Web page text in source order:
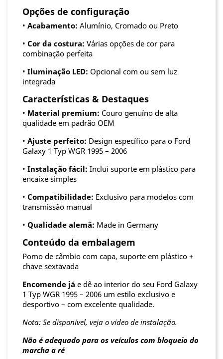
Opções de configuração
• Acabamento: Alumínio, Cromado ou Preto
• Cor da costura: Várias opções de cor para
combinação perfeita
• Iluminação LED: Opcional com ou sem luz
integrada
Características & Destaques
• Material premium: Couro genuíno de alta
qualidade em padrão OEM
• Ajuste perfeito: Design específico para o Ford
Galaxy 1 Typ WGR 1995 – 2006
• Instalação fácil: Inclui suporte em plástico para
encaixe simples
• Compatibilidade: Exclusivo para modelos com
transmissão manual
• Qualidade alemã: Made in Germany
Conteúdo da embalagem
Pomo de câmbio com capa, suporte em plástico +
chave sextavada
Encomende já e dê ao interior do seu Ford Galaxy
1 Typ WGR 1995 – 2006 um estilo exclusivo e
desportivo – com excelente qualidade.
Nota: Se disponível, veja o vídeo de instalação.
Não é adequado para os veículos com bloqueio do
marcha a ré